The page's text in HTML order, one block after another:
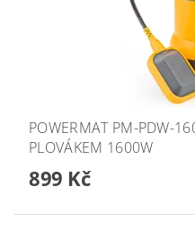
POWERMAT PM-PDW-
PLOVÁKEM 1600W
899 Kč